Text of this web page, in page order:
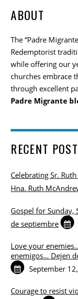
ABOUT
The “Padre
Redemptorist
while offering our
churches embrace
through excellent
Padre Migrante
RECENT
Celebrating Sr.
Hna. Ruth
Gospel for Sunday,
de septiembre
Love your
enemigos… Dejen
September
Courage to resist